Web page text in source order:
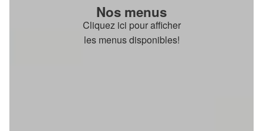
Nos menus
Cliquez ici pour afficher
les menus disponibles!